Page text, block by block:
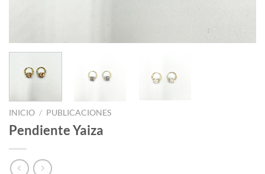
INICIO / PUBLICACIONES
Pendiente Yaiza